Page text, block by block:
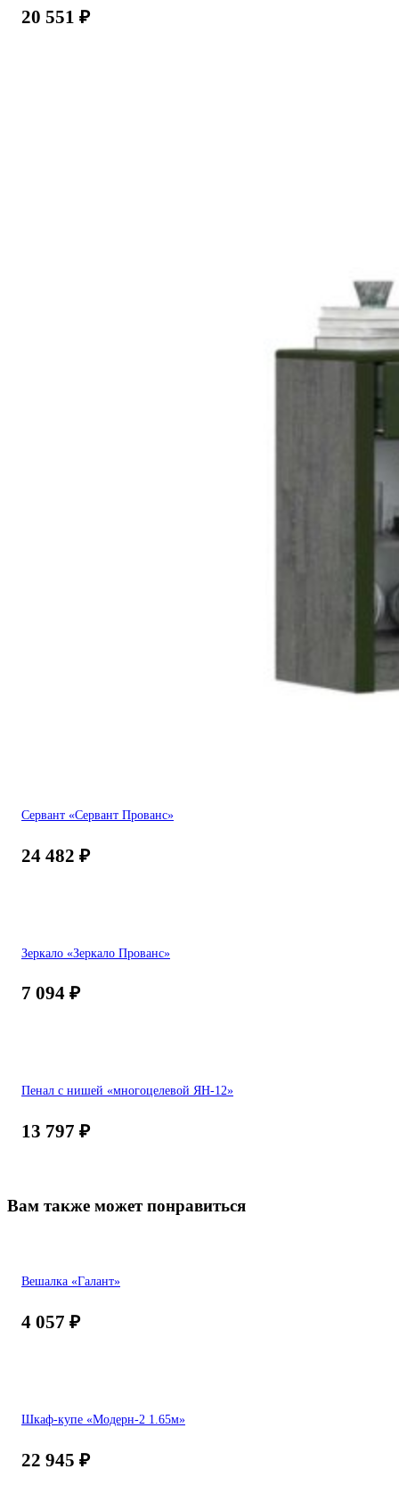
20 551 ₽
Сервант «Сервант Прованс»
24 482 ₽
Зеркало «Зеркало Прованс»
7 094 ₽
Пенал с нишей «многоцелевой ЯН-12»
13 797 ₽
Вам также может понравиться
Вешалка «Галант»
4 057 ₽
Шкаф-купе «Модерн-2 1.65м»
22 945 ₽